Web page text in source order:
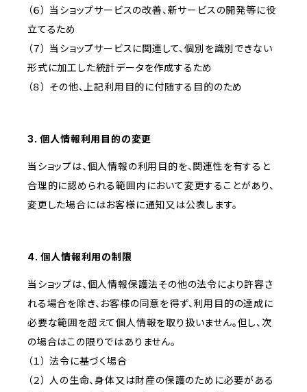
（６） 当ショップサービスの改善、新サービスの開発等に役
立てるため
（７） 当ショップサービスに関連して、個別を識別できない
形式に加工した統計データを作成するため
（８） その他、上記利用目的に付随する目的のため
3. 個人情報利用目的の変更
当ショップは、個人情報の利用目的を、関連性を有すると
合理的に認められる範囲内において変更することがあり、
変更した場合にはお客様に通知又は公表します。
4. 個人情報利用の制限
当ショップは、個人情報保護法その他の法令により許容さ
れる場合を除き、お客様の同意を得ず、利用目的の達成に
必要な範囲を超えて個人情報を取り扱いません。但し、次
の場合はこの限りではありません。
（１） 法令に基づく場合
（２） 人の生命、身体又は財産の保護のために必要がある